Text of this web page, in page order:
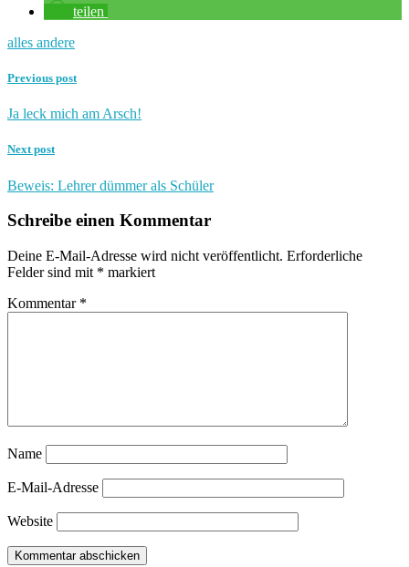
teilen
alles andere
Previous post
Ja leck mich am Arsch!
Next post
Beweis: Lehrer dümmer als Schüler
Schreibe einen Kommentar
Deine E-Mail-Adresse wird nicht veröffentlicht. Erforderliche
Felder sind mit * markiert
Kommentar *
Name
E-Mail-Adresse
Website